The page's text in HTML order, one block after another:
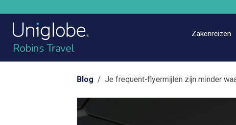
Robins Travel
Zakenreizen
Blog / Je frequent-flyermijlen zijn minder